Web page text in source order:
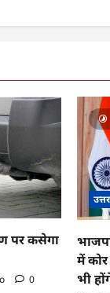
पर कसेगा
0
में
भी